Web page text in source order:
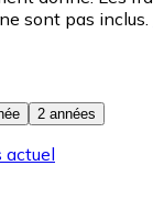
sont pas inclus.
2 années
actuel